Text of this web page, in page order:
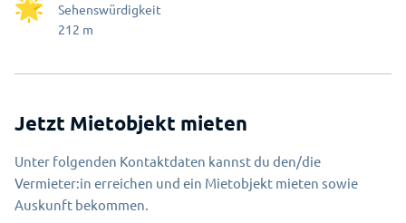
Sehenswürdigkeit
212 m
Jetzt Mietobjekt mieten
Unter folgenden Kontaktdaten kannst du den/die
Vermieter:in erreichen und ein Mietobjekt mieten sowie
Auskunft bekommen.